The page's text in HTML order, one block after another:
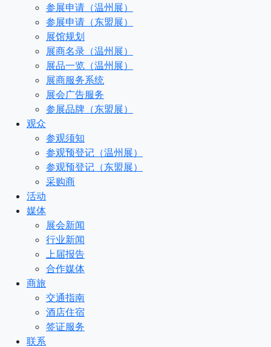
参展申请（温州展）
参展申请（东盟展）
展馆规划
展商名录（温州展）
展品一览（温州展）
展商服务系统
展会广告服务
参展品牌（东盟展）
观众
参观须知
参观预登记（温州展）
参观预登记（东盟展）
采购商
活动
媒体
展会新闻
行业新闻
上届报告
合作媒体
商旅
交通指南
酒店住宿
签证服务
联系